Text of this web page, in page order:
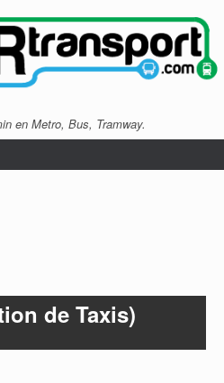
en Metro, Bus, Tramway.
de Taxis)